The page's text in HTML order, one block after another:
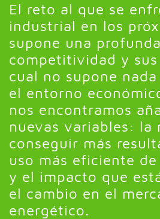
El reto al que se
industrial en los
supone una
competitividad y
cual no supone
el entorno
nos encontramos
nuevas variables: la
conseguir más
uso más eficiente
y el impacto que
el cambio en el
energético.